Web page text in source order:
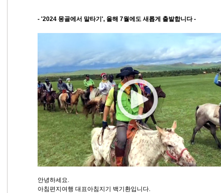
- '2024 몽골에서 말타기', 올해 7월에도 새롭게 출발합니다 -
안녕하세요.
아침편지여행 대표아침지기 백기환입니다.